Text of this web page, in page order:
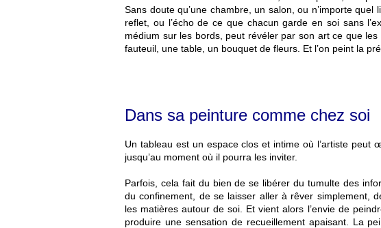
Sans doute qu’une chambre, un salon, ou n’importe
reflet, ou l’écho de ce que chacun garde en soi sans
médium sur les bords, peut révéler par son art ce que
fauteuil, une table, un bouquet de fleurs. Et l’on peint la
Dans sa peinture comme chez soi
Un tableau est un espace clos et intime où l’artiste peut
jusqu’au moment où il pourra les inviter.
Parfois, cela fait du bien de se libérer du tumulte des
du confinement, de se laisser aller à rêver simplement,
les matières autour de soi. Et vient alors l’envie de
produire une sensation de recueillement apaisant. La